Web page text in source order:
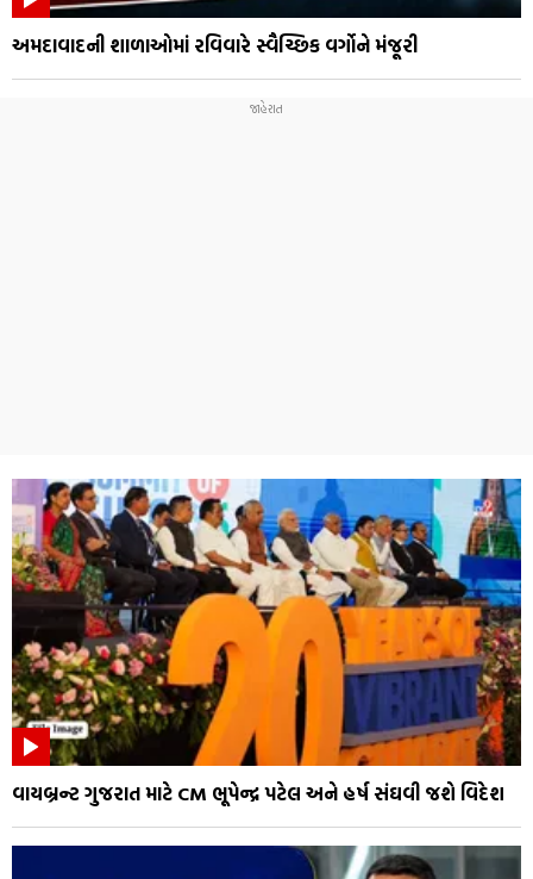
અમદાવાદની શાળાઓમાં રવિવારે સ્વૈચ્છિક વર્ગોને મંજૂરી
વાયબ્રન્ટ ગુજરાત માટે CM ભૂપેન્દ્ર પટેલ અને હર્ષ સંઘવી જશે વિદેશ